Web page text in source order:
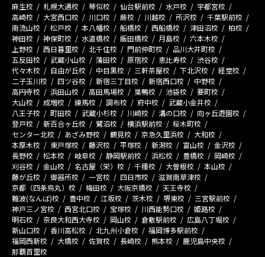
麻生校 札幌大通校 琴似校 仙台駅前校 水戸校
宇都宮校
高崎校
大宮西口校 川口校 蕨校 川越校 所沢校
千葉駅前校
南流山校
松戸校 本八幡校 船橋校 西船橋校 津田沼校
柏校
神田校
神保町校 水道橋校 飯田橋校 月島校
六本木校
上野校
西日暮里校 北千住校 門前仲町校
品川大井町校
五反田校
武蔵小山校 蒲田校 原宿校 恵比寿校
渋谷校
代々木校
自由が丘校 中目黒校 三軒茶屋校 下北沢校
経堂校
二子玉川校
四ツ谷校 新宿三丁目校 新宿西口校
中野校
高円寺校
浜田山校 高田馬場校 巣鴨校 池袋校
要町校
大山校
成増校 練馬校 調布校 府中校
武蔵小金井校
八王子校
町田校 武蔵小杉校 川崎校 溝の口校
向ヶ丘遊園校
登戸校
新百合ヶ丘校 鷺沼校 横浜駅前校
桜木町校
センター北校
あざみ野校 鶴見校 京急久里浜校
大和校
本厚木校
東戸塚校 藤沢校 平塚校 新潟校 富山校
金沢校
長野校
松本校 岐阜校 静岡駅前校 浜松校 豊橋校
岡崎校
刈谷校
金山校 名古屋（栄）校 千種校 大曽根校
本山校
藤が丘校
御器所校 一宮校 四日市校
滋賀南草津校
京都（四条烏丸）校
梅田校 大阪京橋校
天王寺校
難波(なんば)校
豊中校 江坂校 茨木校 堺東校
三宮駅前校
神戸三ノ宮校
西宮北口校 宝塚校 川西能勢口校
姫路校
明石校
奈良大和西大寺校 岡山校 倉敷駅前校
広島八丁堀校
新山口校
香川高松校 北九州小倉校
福岡博多駅前校
福岡西新校
大橋校 佐賀校 長崎校 熊本校
鹿児島中央校
那覇首里校